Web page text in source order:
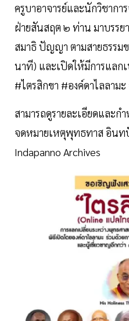
ครูบาอาจารย์และนักวิชาก
ฝ่ายสันสฤต ๒ ท่าน มาบรร
สมาธิ ปัญญา ตามสายธรรม
นาที) และเปิดให้มีการแลก
#ไตรสิกขา #องค์ดาไลลาม
สามารถดูรายละเอียดและก
จดหมายเหตุพุทธทาส อินท
Indapanno Archives